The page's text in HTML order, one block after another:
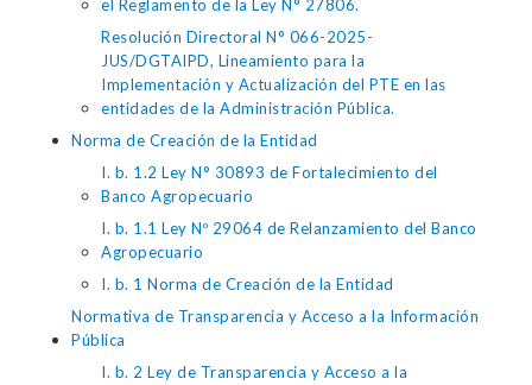
el Reglamento de la Ley N° 27806.
Resolución Directoral N° 066-2025-
JUS/DGTAIPD, Lineamiento para la
Implementación y Actualización del PTE en las
entidades de la Administración Pública.
Norma de Creación de la Entidad
I. b. 1.2 Ley N° 30893 de Fortalecimiento del
Banco Agropecuario
I. b. 1.1 Ley Nº 29064 de Relanzamiento del Banco
Agropecuario
I. b. 1 Norma de Creación de la Entidad
Normativa de Transparencia y Acceso a la Información
Pública
I. b. 2 Ley de Transparencia y Acceso a la